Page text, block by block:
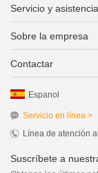
Servicio y asistencia
Sobre la empresa
Contactar
Espanol
Servicio en línea >
Línea de atención
Suscríbete a